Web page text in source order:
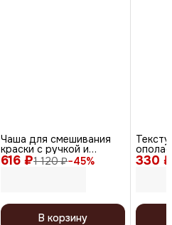
616 ₽1 120 ₽−45%
Чаша для смешивания
краски с ручкой и
перегородкой T-1207,
пластик, черный, 2 х 375
В корзину
330 ₽